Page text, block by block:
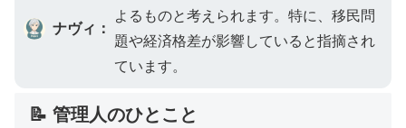
ナヴィ：
よるものと考えられます。特に、移民問
題や経済格差が影響していると指摘され
ています。
📝 管理人のひとこと